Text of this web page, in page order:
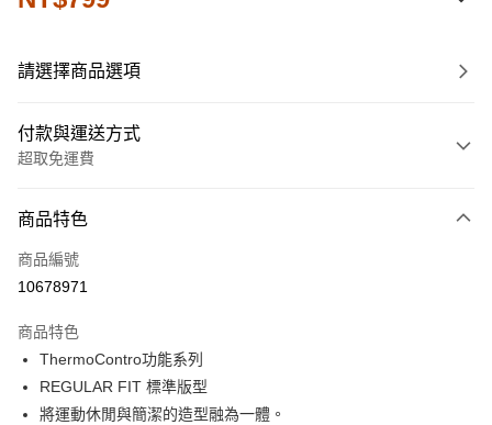
請選擇商品選項
付款與運送方式
超取免運費
信用卡一次付款
LINE Pay
街口支付
悠遊付
商品特色
商品編號
10678971
商品特色
ThermoContro功能系列
REGULAR FIT 標準版型
將運動休閒與簡潔的造型融為一體。